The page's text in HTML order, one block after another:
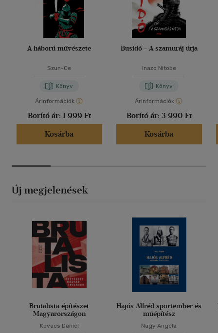
A háború művészete
Szun-Ce
Könyv
Árinformációk
Borító ár: 1 999 Ft
Kosárba
Busidó - A szamuráj útja
Inazo Nitobe
Könyv
Árinformációk
Borító ár: 3 990 Ft
Kosárba
Új megjelenések
Brutalista építészet
Magyarországon
Kovács Dániel
Hajós Alfréd sportember és
műépítész
Nagy Angela